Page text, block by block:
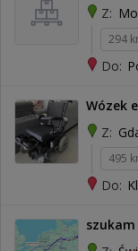
Z:
294
Do:
Wózek
Z:
495
Do: